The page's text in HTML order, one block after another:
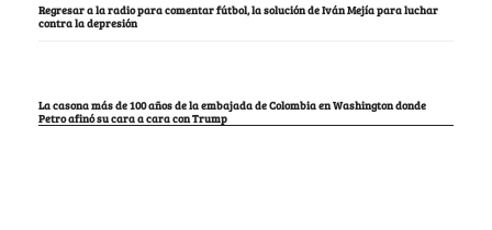
Regresar a la radio para comentar fútbol, la solución de Iván Mejía para luchar
contra la depresión
La casona más de 100 años de la embajada de Colombia en Washington donde
Petro afinó su cara a cara con Trump